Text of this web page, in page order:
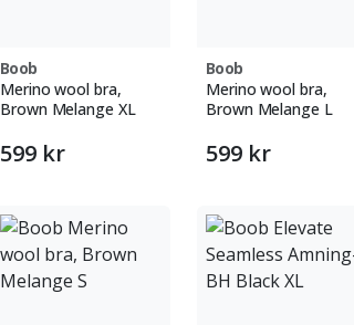
Boob
Merino wool bra,
Brown Melange XL
599 kr
Boob
Merino wool bra,
Brown Melange L
599 kr